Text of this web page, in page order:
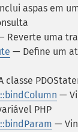
aspas em
Reverte uma
— Define um
classe
—
PHP
—